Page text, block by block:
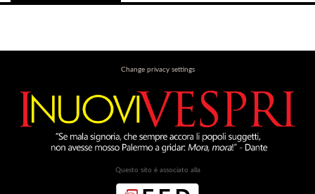
Change privacy settings
Questo sito è associato alla